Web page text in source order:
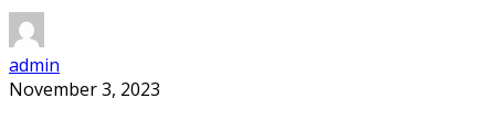
admin
November 3, 2023